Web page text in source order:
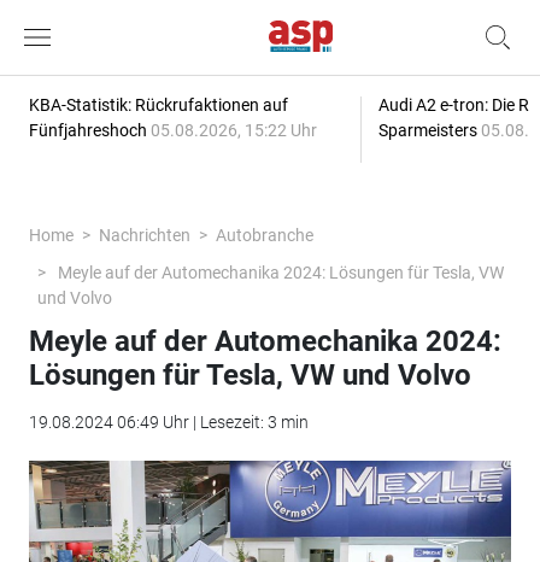
KBA-Statistik: Rückrufaktionen auf
Fünfjahreshoch 05.08.2026, 15:22 Uhr
Audi A2 e-tron: Die
Sparmeisters
Home Nachrichten
Autobranche
Meyle auf der Automechanika 2024: Lösungen für Tesla, VW
und Volvo
Meyle auf der Automechanika 2024:
Lösungen für Tesla, VW und Volvo
19.08.2024 06:49 Uhr | Lesezeit: 3 min